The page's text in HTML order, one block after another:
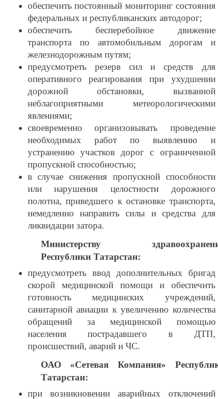
обеспечить постоянный мониторинг состояния
федеральных и республиканских автодорог;
обеспечить бесперебойное движение
транспорта по автомобильным дорогам и
железнодорожным путям;
предусмотреть резерв сил и средств для
оперативного реагирования при ухудшении
дорожной обстановки, вызванной
неблагоприятными метеорологическими
явлениями;
своевременно организовывать проведение
необходимых работ по выявлению и
устранению участков дорог с ограниченной
пропускной способностью;
в случае снижения пропускной способности
или нарушения целостности дорожного
полотна, приведшего к остановке транспорта,
немедленно направить силы и средства для
ликвидации затора.
Министерству
Республики Татарстан:
предусмотреть ввод дополнительных бригад
скорой медицинской помощи и обеспечить
готовность медицинских учреждений,
санитарной авиации к увеличению количества
обращений за медицинской помощью
населения пострадавшего в ДТП,
происшествий, аварий и ЧС.
ОАО «Сетевая Компания»
Татарстан:
при возникновении аварийных отключений